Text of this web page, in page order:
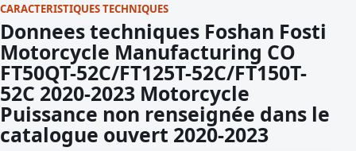
CARACTERISTIQUES TECHNIQUES
Donnees techniques Foshan Fosti
Motorcycle Manufacturing CO
FT50QT-52C/FT125T-52C/FT150T-
52C 2020-2023 Motorcycle
Puissance non renseignée dans le
catalogue ouvert 2020-2023